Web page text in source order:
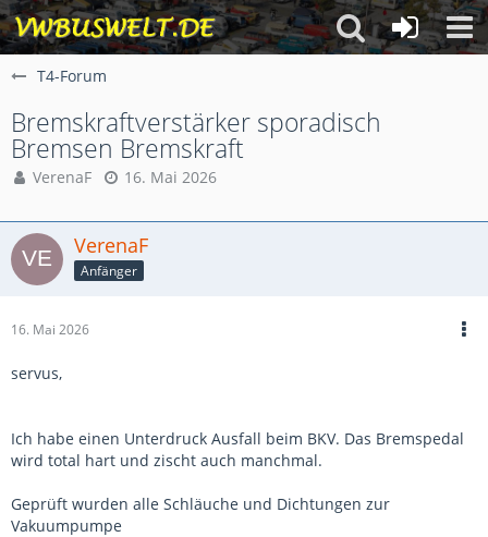
T4-Forum
Bremskraftverstärker sporadisch
Bremsen Bremskraft
VerenaF 16. Mai 2026
VerenaF
Anfänger
16. Mai 2026
servus,
Ich habe einen Unterdruck Ausfall beim BKV. Das Bremspedal
wird total hart und zischt auch manchmal.
Geprüft wurden alle Schläuche und Dichtungen zur
Vakuumpumpe